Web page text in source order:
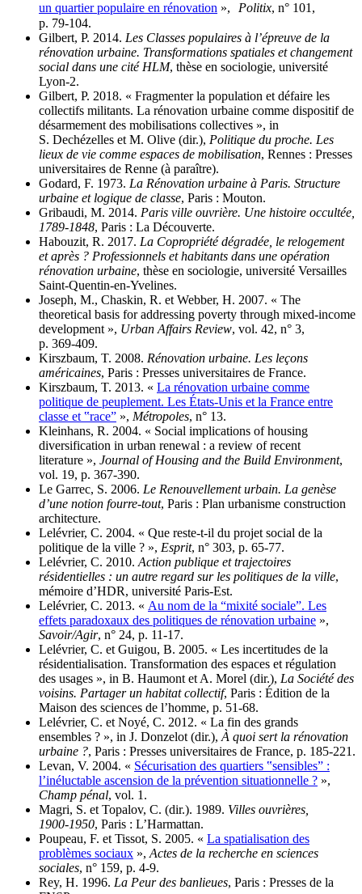
un quartier populaire en rénovation », Politix, n° 101,
p. 79‑104.
Gilbert, P. 2014. Les Classes populaires à l’épreuve de la
rénovation urbaine. Transformations spatiales et changement
social dans une cité HLM, thèse en sociologie, université
Lyon-2.
Gilbert, P. 2018. « Fragmenter la population et défaire les
collectifs militants. La rénovation urbaine comme dispositif de
désarmement des mobilisations collectives », in
S. Dechézelles et M. Olive (dir.), Politique du proche. Les
lieux de vie comme espaces de mobilisation, Rennes : Presses
universitaires de Renne (à paraître).
Godard, F. 1973. La Rénovation urbaine à Paris. Structure
urbaine et logique de classe, Paris : Mouton.
Gribaudi, M. 2014. Paris ville ouvrière. Une histoire occultée,
1789‑1848, Paris : La Découverte.
Habouzit, R. 2017. La Copropriété dégradée, le relogement
et après ? Professionnels et habitants dans une opération
rénovation urbaine, thèse en sociologie, université Versailles
Saint-Quentin-en-Yvelines.
Joseph, M., Chaskin, R. et Webber, H. 2007. « The
theoretical basis for addressing poverty through mixed-income
development », Urban Affairs Review, vol. 42, n° 3,
p. 369‑409.
Kirszbaum, T. 2008. Rénovation urbaine. Les leçons
américaines, Paris : Presses universitaires de France.
Kirszbaum, T. 2013. « La rénovation urbaine comme
politique de peuplement. Les États-Unis et la France entre
classe et ‟race” », Métropoles, n° 13.
Kleinhans, R. 2004. « Social implications of housing
diversification in urban renewal : a review of recent
literature », Journal of Housing and the Build Environment,
vol. 19, p. 367‑390.
Le Garrec, S. 2006. Le Renouvellement urbain. La genèse
d’une notion fourre-tout, Paris : Plan urbanisme construction
architecture.
Lelévrier, C. 2004. « Que reste-t-il du projet social de la
politique de la ville ? », Esprit, n° 303, p. 65‑77.
Lelévrier, C. 2010. Action publique et trajectoires
résidentielles : un autre regard sur les politiques de la ville,
mémoire d’HDR, université Paris-Est.
Lelévrier, C. 2013. « Au nom de la “mixité sociale”. Les
effets paradoxaux des politiques de rénovation urbaine »,
Savoir/Agir, n° 24, p. 11‑17.
Lelévrier, C. et Guigou, B. 2005. « Les incertitudes de la
résidentialisation. Transformation des espaces et régulation
des usages », in B. Haumont et A. Morel (dir.), La Société des
voisins. Partager un habitat collectif, Paris : Édition de la
Maison des sciences de l’homme, p. 51‑68.
Lelévrier, C. et Noyé, C. 2012. « La fin des grands
ensembles ? », in J. Donzelot (dir.), À quoi sert la rénovation
urbaine ?, Paris : Presses universitaires de France, p. 185‑221.
Levan, V. 2004. « Sécurisation des quartiers ‟sensibles” :
l’inéluctable ascension de la prévention situationnelle ? »,
Champ pénal, vol. 1.
Magri, S. et Topalov, C. (dir.). 1989. Villes ouvrières,
1900‑1950, Paris : L’Harmattan.
Poupeau, F. et Tissot, S. 2005. « La spatialisation des
problèmes sociaux », Actes de la recherche en sciences
sociales, n° 159, p. 4-9.
Rey, H. 1996. La Peur des banlieues, Paris : Presses de la